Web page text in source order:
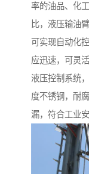
率的油品、化
比，液压输油
可实现自动化
应迅速，可灵
液压控制系统
度不锈钢，耐
漏，符合工业